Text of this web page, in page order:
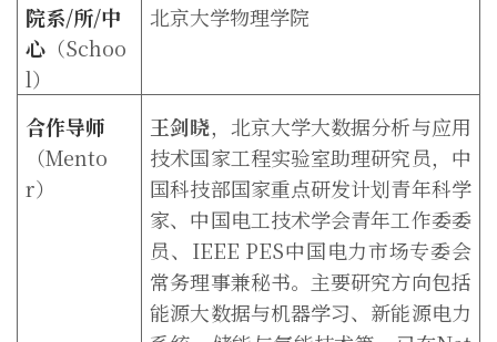
院系/所/中
心 （Schoo
l）
北京大学物理学院
合作导师
（Mento
r）
王剑晓，北京大学大数据分析与应用
技术国家工程实验室助理研究员，中
国科技部国家重点研发计划青年科学
家、中国电工技术学会青年工作委委
员、 IEEE PES中国电力市场专委会
常务理事兼秘书。主要研究方向包括
能源大数据与机器学习、新能源电力